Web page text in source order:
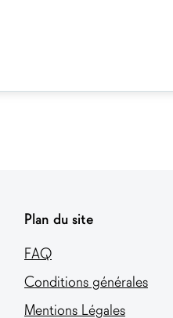
Plan du site
FAQ
Conditions générales
Mentions Légales